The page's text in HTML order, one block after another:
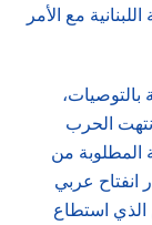
مع الأمر
بالتوصيات،
الحرب
المطلوبة من
انفتاح عربي
استطاع